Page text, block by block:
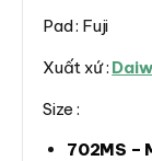
Pad : Fuji
Xuất xứ :
Size :
702MS –